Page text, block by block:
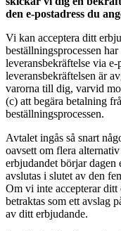
den e-postadress du
Vi kan acceptera ditt
beställningsprocessen
leveransbekräftelse via
leveransbekräftelsen är
varorna till dig, varvid
(c) att begära betalning
beställningsprocessen.
Avtalet ingås så snart
oavsett om flera
erbjudandet börjar dagen
avslutas i slutet av den
Om vi inte accepterar ditt
betraktas som ett avslag
av ditt erbjudande.